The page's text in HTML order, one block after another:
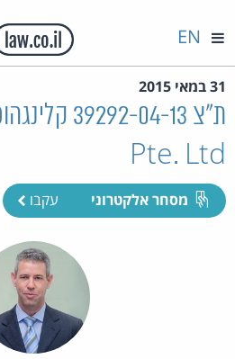
EN
31 במאי 2015
Pte. Ltd
מסחר אלקטרוני עקבו